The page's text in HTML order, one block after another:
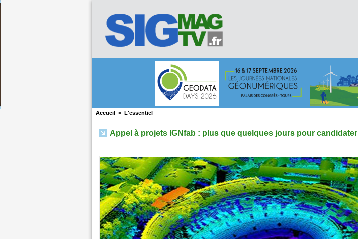
Accueil > L'essentiel
Appel à projets IGNfab : plus que quelques jours pour candidater